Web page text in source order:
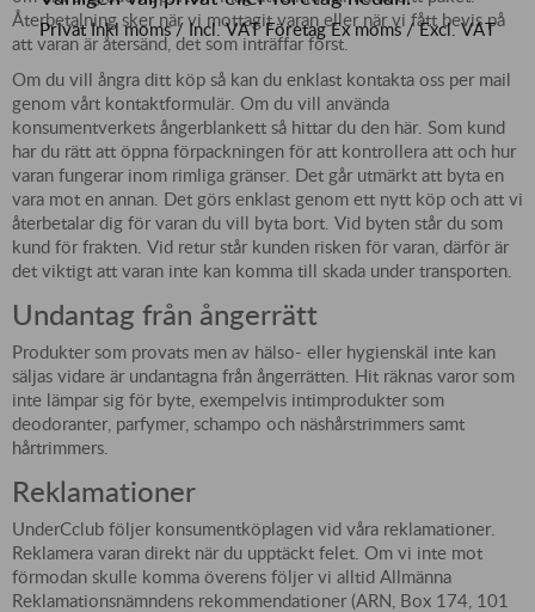
PrivatInkl moms / Incl. VAT FöretagEx moms / Excl. VAT
Återbetalning sker när vi mottagit varan eller när vi fått bevis på
att varan är återsänd, det som inträffar först.
Om du vill ångra ditt köp så kan du enklast kontakta oss per mail
genom vårt kontaktformulär. Om du vill använda
konsumentverkets ångerblankett så hittar du den här. Som kund
har du rätt att öppna förpackningen för att kontrollera att och hur
varan fungerar inom rimliga gränser. Det går utmärkt att byta en
vara mot en annan. Det görs enklast genom ett nytt köp och att vi
återbetalar dig för varan du vill byta bort. Vid byten står du som
kund för frakten. Vid retur står kunden risken för varan, därför är
det viktigt att varan inte kan komma till skada under transporten.
Undantag från ångerrätt
Produkter som provats men av hälso- eller hygienskäl inte kan
säljas vidare är undantagna från ångerrätten. Hit räknas varor som
inte lämpar sig för byte, exempelvis intimprodukter som
deodoranter, parfymer, schampo och näshårstrimmers samt
hårtrimmers.
Reklamationer
UnderCclub följer konsumentköplagen vid våra reklamationer.
Reklamera varan direkt när du upptäckt felet. Om vi inte mot
förmodan skulle komma överens följer vi alltid Allmänna
Reklamationsnämndens rekommendationer (ARN, Box 174, 101